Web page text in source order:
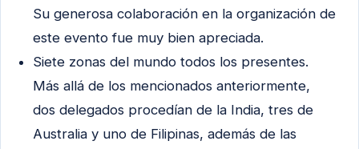
Su generosa colaboración en la organización de
este evento fue muy bien apreciada.
Siete zonas del mundo todos los presentes.
Más allá de los mencionados anteriormente,
dos delegados procedían de la India, tres de
Australia y uno de Filipinas, además de las